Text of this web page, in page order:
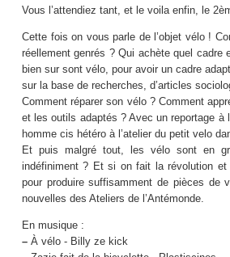
Vous l’attendiez tant, et le voila enfin, le
Cette fois on vous parle de l’objet vélo !
réellement genrés ? Qui achète quel
bien sur sont vélo, pour avoir un cadre
sur la base de recherches, d’articles
Comment réparer son vélo ? Comment
et les outils adaptés ? Avec un reportage
homme cis hétéro à l’atelier du petit velo
Et puis malgré tout, les vélo sont en
indéfiniment ? Et si on fait la révolution
pour produire suffisamment de pièces de
nouvelles des Ateliers de l’Antémonde.
En musique :
– À vélo - Billy ze kick